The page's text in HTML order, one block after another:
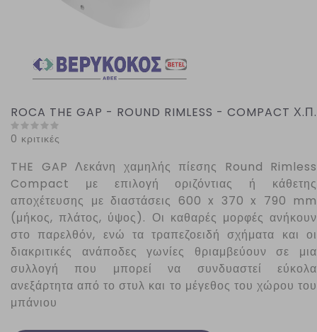
ROCA THE GAP - ROUND RIMLESS - COMPACT Χ.Π.
0 κριτικές
THE GAP Λεκάνη χαμηλής πίεσης Round Rimless
Compact με επιλογή οριζόντιας ή κάθετης
αποχέτευσης με διαστάσεις 600 x 370 x 790 mm
(μήκος, πλάτος, ύψος). Οι καθαρές μορφές ανήκουν
στο παρελθόν, ενώ τα τραπεζοειδή σχήματα και οι
διακριτικές ανάποδες γωνίες θριαμβεύουν σε μια
συλλογή που μπορεί να συνδυαστεί εύκολα
ανεξάρτητα από το στυλ και το μέγεθος του χώρου του
μπάνιου